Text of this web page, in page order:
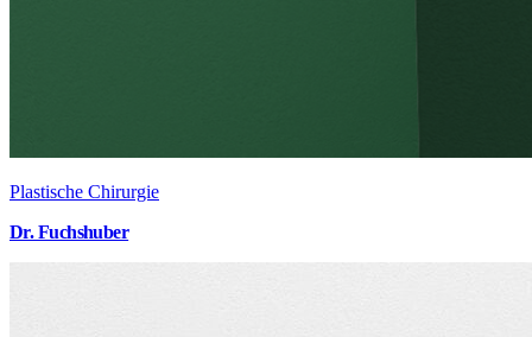
Plastische Chirurgie
Dr. Fuchshuber